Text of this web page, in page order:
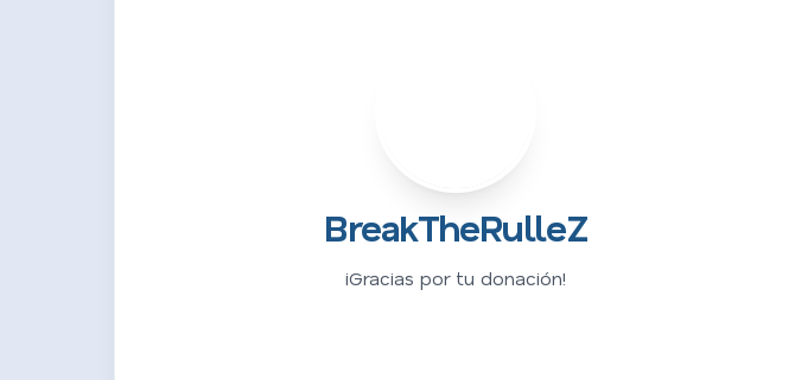
BreakTheRulleZ
¡Gracias por tu donación!